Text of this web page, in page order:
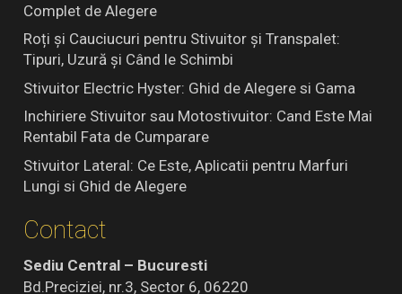
Complet de Alegere
Roți și Cauciucuri pentru Stivuitor și Transpalet:
Tipuri, Uzură și Când le Schimbi
Stivuitor Electric Hyster: Ghid de Alegere si Gama
Inchiriere Stivuitor sau Motostivuitor: Cand Este Mai
Rentabil Fata de Cumparare
Stivuitor Lateral: Ce Este, Aplicatii pentru Marfuri
Lungi si Ghid de Alegere
Contact
Sediu Central – Bucuresti
Bd.Preciziei, nr.3, Sector 6, 06220